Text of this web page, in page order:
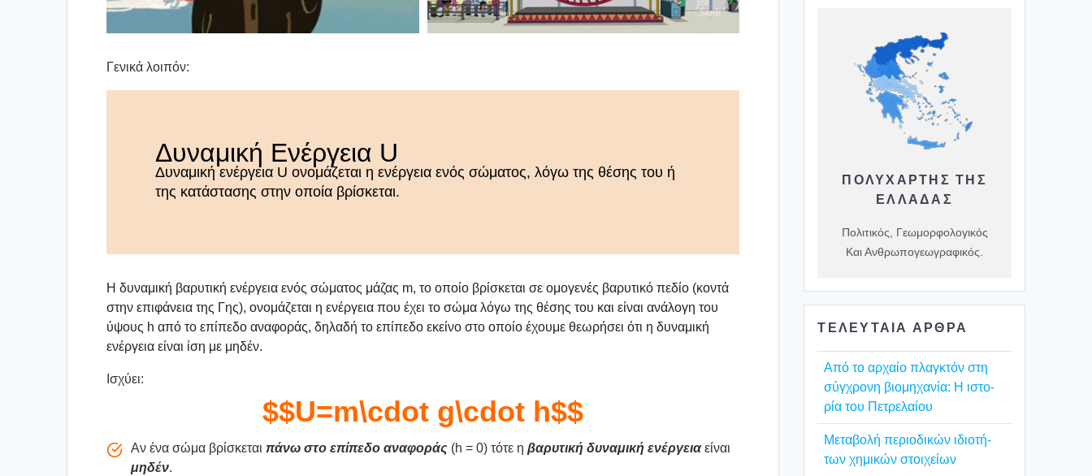
Γενι­κά λοι­πόν:
Δυνα­μι­κή Ενέρ­γεια U
Δυνα­μι­κή ενέρ­γεια U ονο­μά­ζε­ται η ενέρ­γεια ενός σώμα­τος, λόγω της θέσης του ή
της κατά­στα­σης στην οποία βρί­σκε­ται.
Η δυνα­μι­κή βαρυ­τι­κή ενέρ­γεια ενός σώμα­τος μάζας m, το οποίο βρί­σκε­ται σε ομο­γε­νές βαρυ­τι­κό πεδίο (κοντά
στην επι­φά­νεια της Γης), ονο­μά­ζε­ται η ενέρ­γεια που έχει το σώμα λόγω της θέσης του και είναι ανά­λο­γη του
ύψους h από το επί­πε­δο ανα­φο­ράς, δηλα­δή το επί­πε­δο εκεί­νο στο οποίο έχου­με θεω­ρή­σει ότι η δυνα­μι­κή
ενέρ­γεια είναι ίση με μηδέν.
Ισχύ­ει:
$$U=m\cdot g\cdot h$$
Αν ένα σώμα βρί­σκε­ται πάνω στο επί­πε­δο ανα­φο­ράς (h = 0) τότε η βαρυ­τι­κή δυνα­μι­κή ενέρ­γειαείναι
μηδέν.
ΠΟΛΥΧΆΡΤΗΣ ΤΗΣ
ΕΛΛΆΔΑΣ
Πολιτικός, Γεωμορφολογικός
Και Ανθρωπογεωγραφικός.
ΤΕΛΕΥΤΑΙΑ ΑΡΘΡΑ
Από το αρχαίο πλαγ­κτόν στη
σύγ­χρο­νη βιο­μη­χα­νία: Η ιστο­
ρία του Πετρε­λαί­ου
Mετα­βο­λή περιο­δι­κών ιδιο­τή­
των χημι­κών στοι­χεί­ων